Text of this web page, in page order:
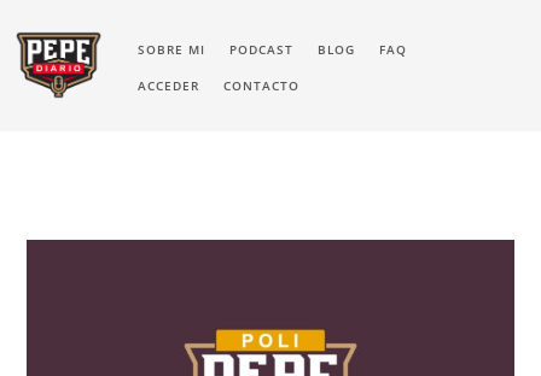
SOBRE MI PODCAST BLOG FAQ
ACCEDER CONTACTO